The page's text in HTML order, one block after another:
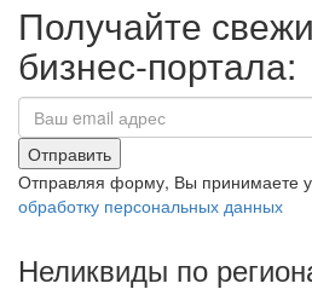
Получайте
бизнес-портала:
Отправить
Отправляя форму, Вы принимаете
обработку персональных данных
Неликвиды по